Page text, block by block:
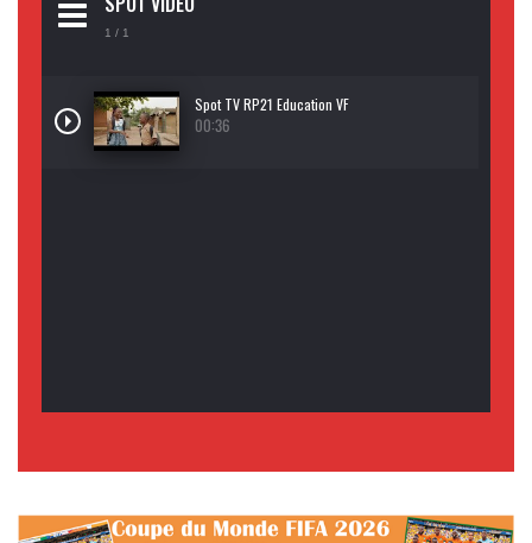
1 / 1
Spot TV RP21 Education VF
00:36